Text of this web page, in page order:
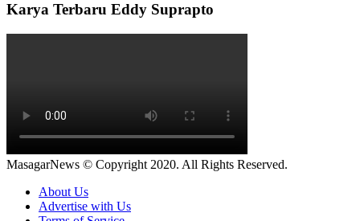
Karya Terbaru Eddy Suprapto
MasagarNews © Copyright 2020. All Rights Reserved.
About Us
Advertise with Us